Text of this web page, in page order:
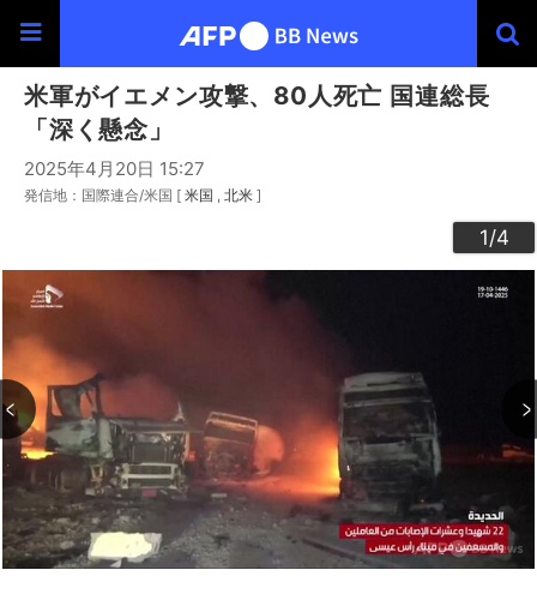
米軍がイエメン攻撃、80人死亡 国連総長
「深く懸念」
2025年4月20日 15:27
発信地：国際連合/米国 [ 米国 北米 ]
1/4
2/4
3/4
4/4